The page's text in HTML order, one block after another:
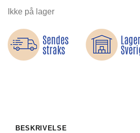
Ikke på lager
BESKRIVELSE